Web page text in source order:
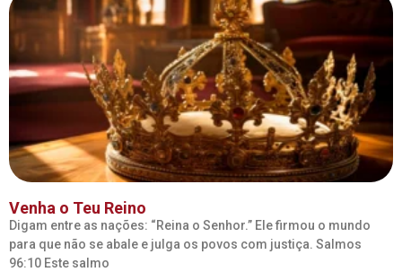
Venha o Teu Reino
Digam entre as nações: “Reina o Senhor.” Ele firmou o mundo
para que não se abale e julga os povos com justiça. Salmos
96:10 Este salmo